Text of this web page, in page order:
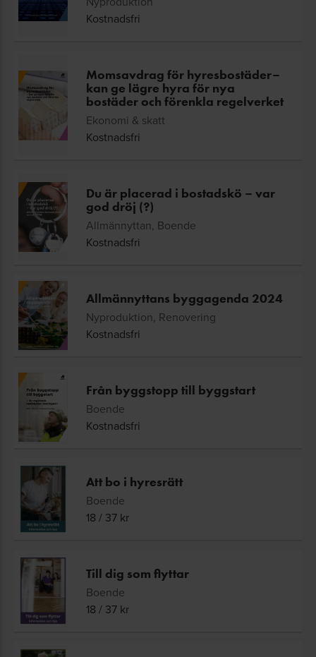
Kostnadsfri
Momsavdrag för hyresbostäder–
kan ge lägre hyra för nya
bostäder och förenkla regelverket
Ekonomi & skatt
Kostnadsfri
Du är placerad i bostadskö – var
god dröj (?)
Allmännyttan, Boende
Kostnadsfri
Allmännyttans byggagenda 2024
Nyproduktion, Renovering
Kostnadsfri
Från byggstopp till byggstart
Boende
Kostnadsfri
Att bo i hyresrätt
Boende
18 / 37 kr
Till dig som flyttar
Boende
18 / 37 kr